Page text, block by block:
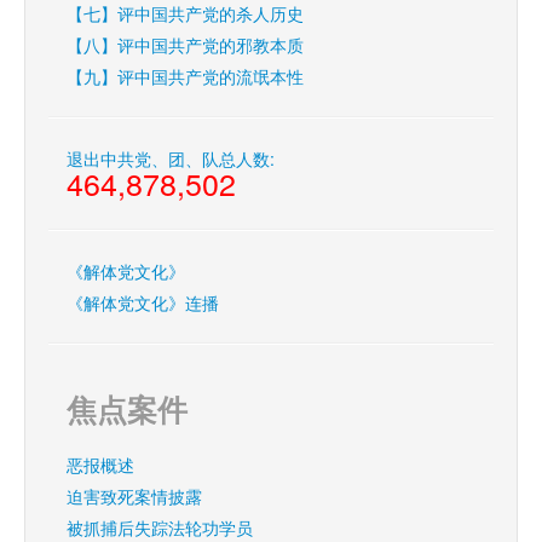
【七】评中国共产党的杀人历史
【八】评中国共产党的邪教本质
【九】评中国共产党的流氓本性
退出中共党、团、队总人数:
464,878,502
《解体党文化》
《解体党文化》连播
焦点案件
恶报概述
迫害致死案情披露
被抓捕后失踪法轮功学员